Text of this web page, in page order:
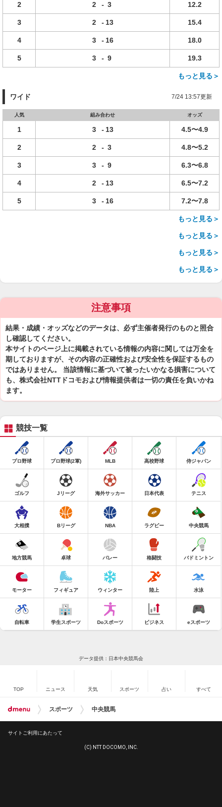
2 2 - 3 12.2
3 2 - 13 15.4
4 3 - 16 18.0
5 3 - 9 19.3
もっと見る＞
ワイド 7/24 13:57更新
人気 組み合わせ オッズ
1 3 - 13 4.5〜4.9
2 2 - 3 4.8〜5.2
3 3 - 9 6.3〜6.8
4 2 - 13 6.5〜7.2
5 3 - 16 7.2〜7.8
もっと見る＞
もっと見る＞
もっと見る＞
もっと見る＞
注意事項
結果・成績・オッズなどのデータは、必ず主催者発行のものと照合
し確認してください。
本サイトのページ上に掲載されている情報の内容に関しては万全を
期しておりますが、その内容の正確性および安全性を保証するもの
ではありません。 当該情報に基づいて被ったいかなる損害について
も、株式会社NTTドコモおよび情報提供者は一切の責任を負いかね
ます。
競技一覧
プロ野球 プロ野球(2軍) MLB 高校野球 侍ジャパン
ゴルフ Jリーグ 海外サッカー 日本代表 テニス
大相撲 Bリーグ NBA ラグビー 中央競馬
地方競馬 卓球 バレー 格闘技 バドミントン
モーター フィギュア ウィンター 陸上 水泳
自転車 学生スポーツ Doスポーツ ビジネス eスポーツ
データ提供：日本中央競馬会
TOP ニュース 天気 スポーツ 占い すべて
スポーツ 中央競馬
サイトご利用にあたって
(C) NTT DOCOMO, INC.